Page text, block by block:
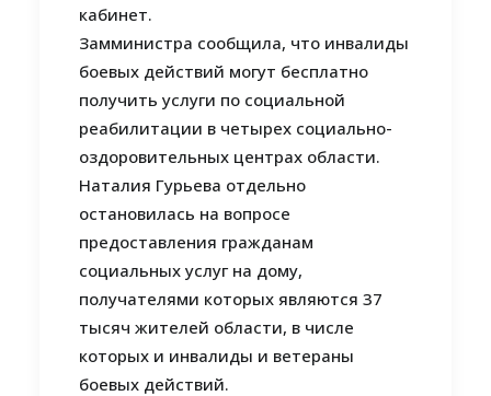
кабинет.
Замминистра сообщила, что инвалиды
боевых действий могут бесплатно
получить услуги по социальной
реабилитации в четырех социально-
оздоровительных центрах области.
Наталия Гурьева отдельно
остановилась на вопросе
предоставления гражданам
социальных услуг на дому,
получателями которых являются 37
тысяч жителей области, в числе
которых и инвалиды и ветераны
боевых действий.